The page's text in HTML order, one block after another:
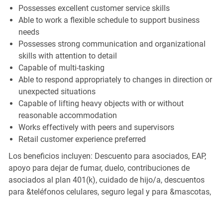
Possesses excellent customer service skills
Able to work a flexible schedule to support business
needs
Possesses strong communication and organizational
skills with attention to detail
Capable of multi-tasking
Able to respond appropriately to changes in direction or
unexpected situations
Capable of lifting heavy objects with or without
reasonable accommodation
Works effectively with peers and supervisors
Retail customer experience preferred
Los beneficios incluyen: Descuento para asociados, EAP,
apoyo para dejar de fumar, duelo, contribuciones de
asociados al plan 401(k), cuidado de hijo/a, descuentos
para &teléfonos celulares, seguro legal y para &mascotas,